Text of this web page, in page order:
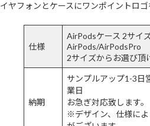
イヤフォンとケースにワンポイントロゴ
仕様
AirPodsケース 2サイ
AirPods/AirPodsPro
2サイズからお選び頂
納期
サンプルアップ1-3日
業日
お急ぎ対応致します。
※デザイン、仕様に